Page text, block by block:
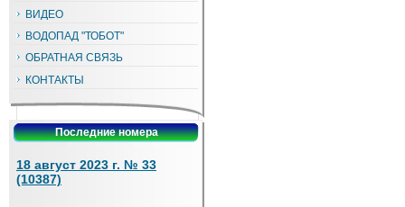
ВИДЕО
ВОДОПАД "ТОБОТ"
ОБРАТНАЯ СВЯЗЬ
КОНТАКТЫ
Последние номера
18 август 2023 г. № 33
(10387)